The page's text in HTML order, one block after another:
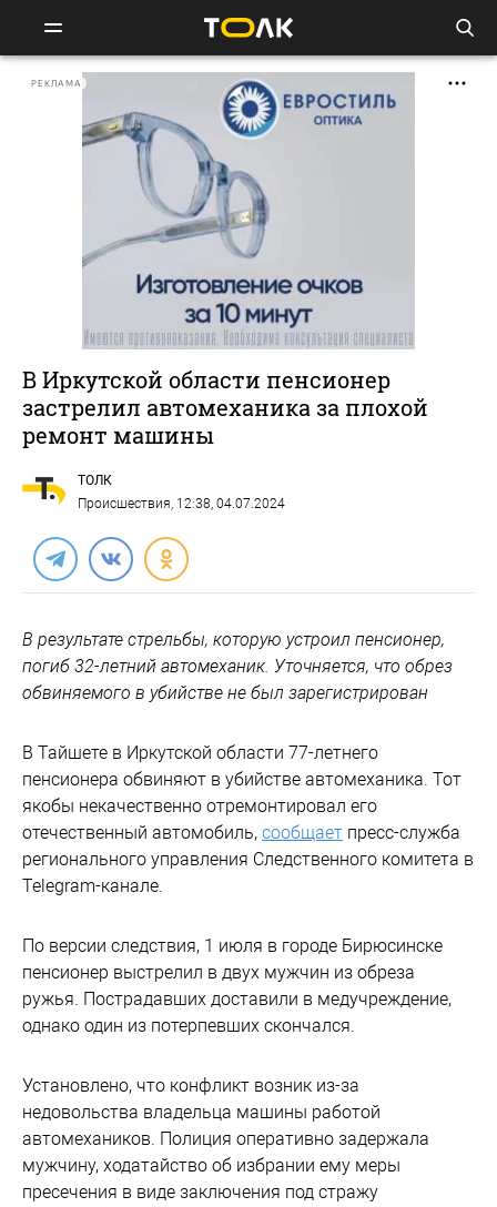
РЕКЛАМА
В Иркутской области пенсионер
застрелил автомеханика за плохой
ремонт машины
ТОЛК
Происшествия, 12:38, 04.07.2024
В результате стрельбы, которую устроил пенсионер,
погиб 32-летний автомеханик. Уточняется, что обрез
обвиняемого в убийстве не был зарегистрирован
В Тайшете в Иркутской области 77-летнего
пенсионера обвиняют в убийстве автомеханика. Тот
якобы некачественно отремонтировал его
отечественный автомобиль, сообщает пресс-служба
регионального управления Следственного комитета в
Telegram-канале.
По версии следствия, 1 июля в городе Бирюсинске
пенсионер выстрелил в двух мужчин из обреза
ружья. Пострадавших доставили в медучреждение,
однако один из потерпевших скончался.
Установлено, что конфликт возник из-за
недовольства владельца машины работой
автомехаников. Полиция оперативно задержала
мужчину, ходатайство об избрании ему меры
пресечения в виде заключения под стражу